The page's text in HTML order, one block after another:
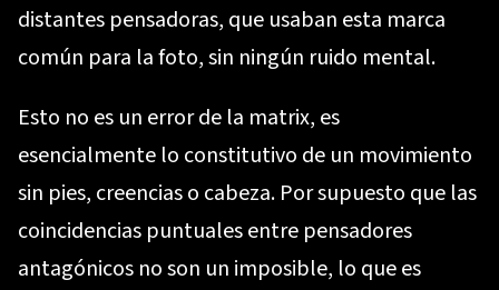
distantes pensadoras, que usaban esta marca
común para la foto, sin ningún ruido mental.
Esto no es un error de la matrix, es
esencialmente lo constitutivo de un movimiento
sin pies, creencias o cabeza. Por supuesto que las
coincidencias puntuales entre pensadores
antagónicos no son un imposible, lo que es